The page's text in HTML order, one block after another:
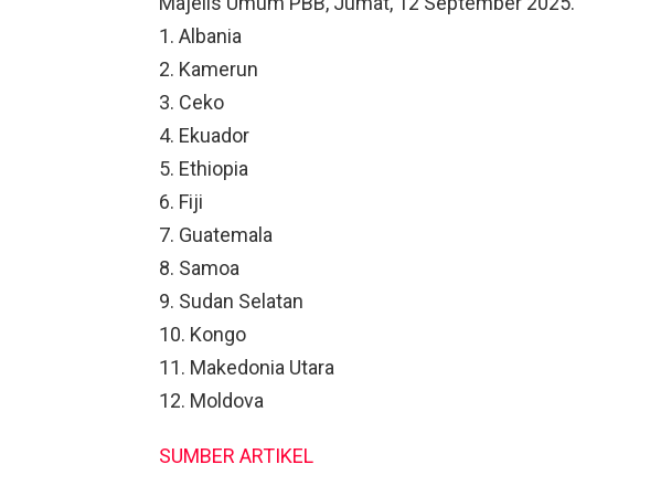
1. Albania
2. Kamerun
3. Ceko
4. Ekuador
5. Ethiopia
6. Fiji
7. Guatemala
8. Samoa
9. Sudan Selatan
10. Kongo
11. Makedonia Utara
12. Moldova
SUMBER ARTIKEL